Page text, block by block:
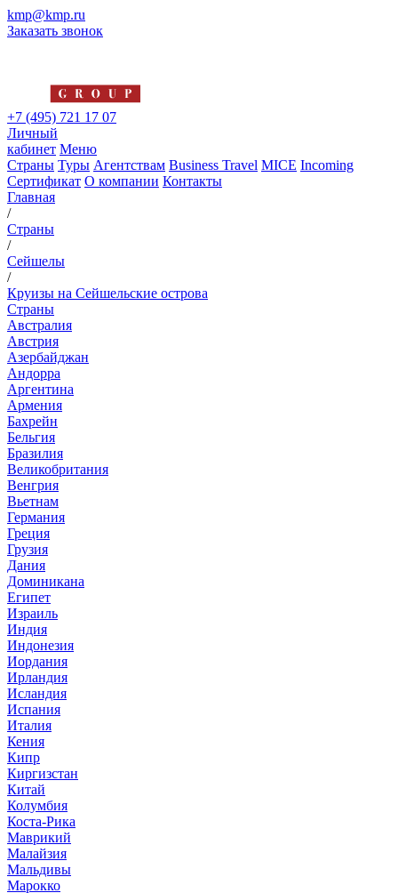
kmp@kmp.ru
Заказать звонок
+7 (495) 721 17 07
Личный
кабинет Меню
Страны Туры Агентствам Business Travel MICE Incoming
Сертификат О компании Контакты
Главная
/
Страны
/
Сейшелы
/
Круизы на Сейшельские острова
Страны
Австралия
Австрия
Азербайджан
Андорра
Аргентина
Армения
Бахрейн
Бельгия
Бразилия
Великобритания
Венгрия
Вьетнам
Германия
Греция
Грузия
Дания
Доминикана
Египет
Израиль
Индия
Индонезия
Иордания
Ирландия
Исландия
Испания
Италия
Кения
Кипр
Киргизстан
Китай
Колумбия
Коста-Рика
Маврикий
Малайзия
Мальдивы
Марокко